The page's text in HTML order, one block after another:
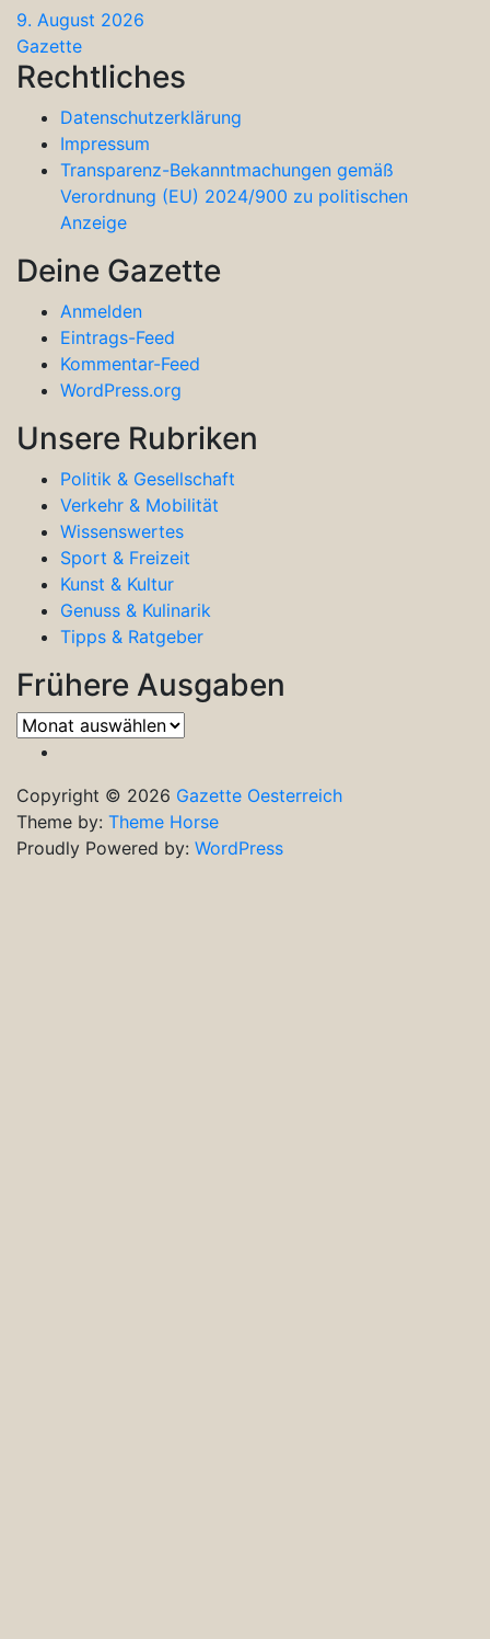
9. August 2026
Gazette
Rechtliches
Datenschutzerklärung
Impressum
Transparenz-Bekanntmachungen gemäß
Verordnung (EU) 2024/900 zu politischen
Anzeige
Deine Gazette
Anmelden
Eintrags-Feed
Kommentar-Feed
WordPress.org
Unsere Rubriken
Politik & Gesellschaft
Verkehr & Mobilität
Wissenswertes
Sport & Freizeit
Kunst & Kultur
Genuss & Kulinarik
Tipps & Ratgeber
Frühere Ausgaben
Frühere
Ausgaben
Copyright © 2026 Gazette Oesterreich
Theme by: Theme Horse
Proudly Powered by: WordPress